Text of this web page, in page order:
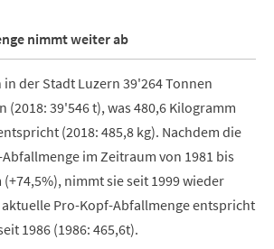
nimmt weiter ab
der Stadt Luzern 39'264 Tonnen
(2018: 39'546 t), was 480,6 Kilogramm
(2018: 485,8 kg). Nachdem die
im Zeitraum von 1981 bis
nimmt sie seit 1999 wieder
Pro-Kopf-Abfallmenge entspricht
1986 (1986: 465,6t).